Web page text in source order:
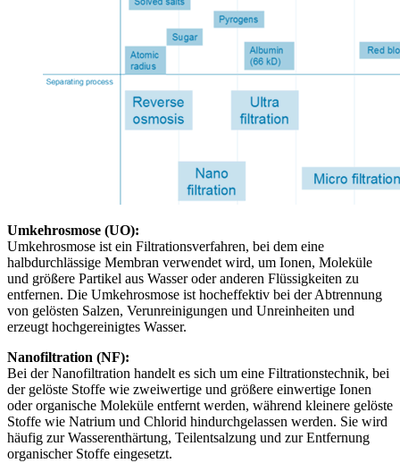
Umkehrosmose (UO):
Umkehrosmose ist ein Filtrationsverfahren, bei dem eine
halbdurchlässige Membran verwendet wird, um Ionen, Moleküle
und größere Partikel aus Wasser oder anderen Flüssigkeiten zu
entfernen. Die Umkehrosmose ist hocheffektiv bei der Abtrennung
von gelösten Salzen, Verunreinigungen und Unreinheiten und
erzeugt hochgereinigtes Wasser.
Nanofiltration (NF):
Bei der Nanofiltration handelt es sich um eine Filtrationstechnik, bei
der gelöste Stoffe wie zweiwertige und größere einwertige Ionen
oder organische Moleküle entfernt werden, während kleinere gelöste
Stoffe wie Natrium und Chlorid hindurchgelassen werden. Sie wird
häufig zur Wasserenthärtung, Teilentsalzung und zur Entfernung
organischer Stoffe eingesetzt.